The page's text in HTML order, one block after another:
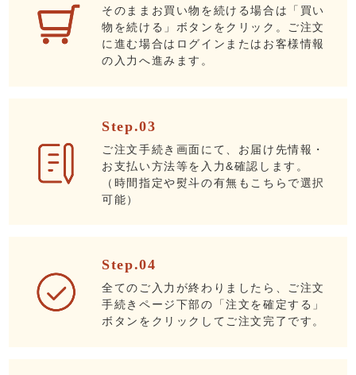
そのままお買い物を続ける場合は「買い
物を続ける」ボタンをクリック。ご注文
に進む場合はログインまたはお客様情報
の入力へ進みます。
Step.03
ご注文手続き画面にて、お届け先情報・
お支払い方法等を入力&確認します。
（時間指定や熨斗の有無もこちらで選択
可能）
Step.04
全てのご入力が終わりましたら、ご注文
手続きページ下部の「注文を確定する」
ボタンをクリックしてご注文完了です。